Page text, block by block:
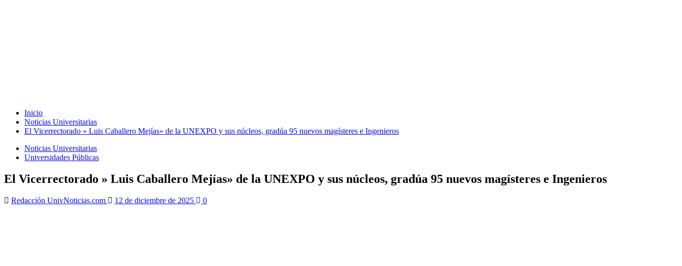
Inicio
Noticias Universitarias
El Vicerrectorado » Luis Caballero Mejías» de la UNEXPO y sus núcleos, gradúa 95 nuevos magísteres e Ingenieros
Noticias Universitarias
Universidades Públicas
El Vicerrectorado » Luis Caballero Mejías» de la UNEXPO y sus núcleos, gradúa 95 nuevos magísteres e Ingenieros
Redacción UnivNoticias.com 12 de diciembre de 2025 0